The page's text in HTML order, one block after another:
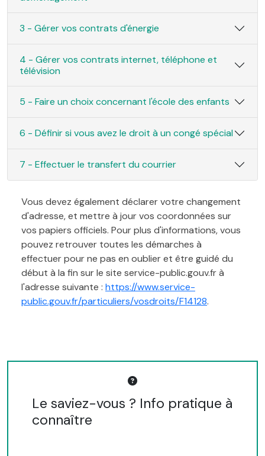
3 - Gérer vos contrats d'énergie
4 - Gérer vos contrats internet, téléphone et
télévision
5 - Faire un choix concernant l'école des enfants
6 - Définir si vous avez le droit à un congé spécial
7 - Effectuer le transfert du courrier
Vous devez également déclarer votre changement
d'adresse, et mettre à jour vos coordonnées sur
vos papiers officiels. Pour plus d'informations, vous
pouvez retrouver toutes les démarches à
effectuer pour ne pas en oublier et être guidé du
début à la fin sur le site service-public.gouv.fr à
l'adresse suivante : https://www.service-
public.gouv.fr/particuliers/vosdroits/F14128.
Le saviez-vous ? Info pratique à
connaître